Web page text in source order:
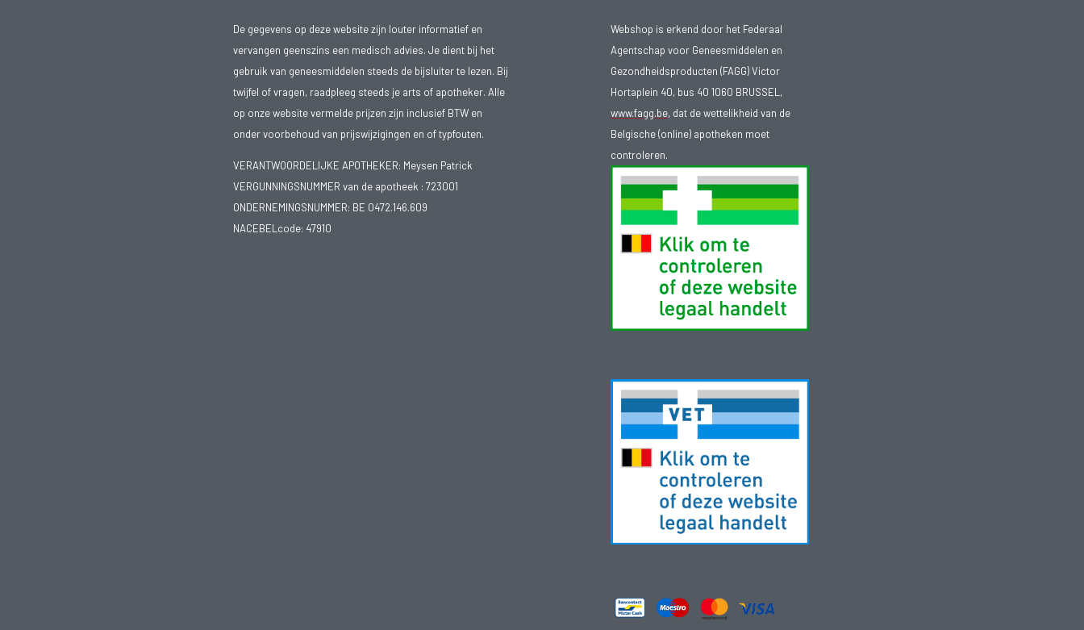
De gegevens op deze website zijn louter informatief en
vervangen geenszins een medisch advies. Je dient bij het
gebruik van geneesmiddelen steeds de bijsluiter te lezen. Bij
twijfel of vragen, raadpleeg steeds je arts of apotheker. Alle
op onze website vermelde prijzen zijn inclusief BTW en
onder voorbehoud van prijswijzigingen en of typfouten.
VERANTWOORDELIJKE APOTHEKER: Meysen Patrick
VERGUNNINGSNUMMER van de apotheek : 723001
ONDERNEMINGSNUMMER: BE 0472.146.609
NACEBELcode: 47910
Webshop is erkend door het Federaal
Agentschap voor Geneesmiddelen en
Gezondheidsproducten (FAGG) Victor
Hortaplein 40, bus 40 1060 BRUSSEL,
www.fagg.be, dat de wettelikheid van de
Belgische (online) apotheken moet
controleren.